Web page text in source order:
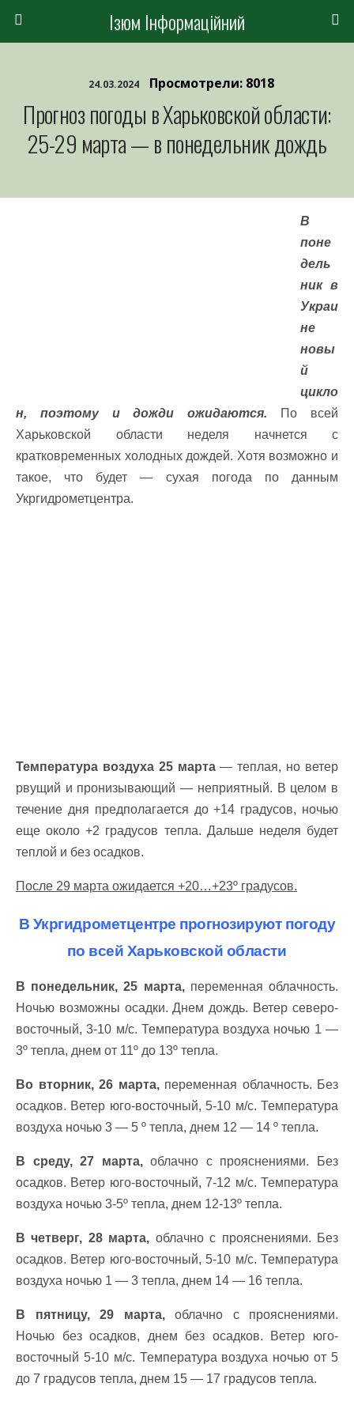
Ізюм Інформаційний
24.03.2024 Просмотрели: 8018
Прогноз погоды в Харьковской области:
25-29 марта — в понедельник дождь
В
поне
дель
ник в
Украи
не
новы
й
цикло
н, поэтому и дожди ожидаются.
По всей
Харьковской области неделя начнется с
кратковременных холодных дождей. Хотя возможно и
такое, что будет — сухая погода по данным
Укргидрометцентра.
Температура воздуха 25 марта— теплая, но ветер
рвущий и пронизывающий — неприятный. В целом в
течение дня предполагается до +14 градусов, ночью
еще около +2 градусов тепла. Дальше неделя будет
теплой и без осадков.
После 29 марта ожидается +20…+23º градусов.
В Укргидрометцентре прогнозируют погоду
по всей Харьковской области
В понедельник, 25 марта,переменная облачность.
Ночью возможны осадки. Днем дождь. Ветер северо-
восточный, 3-10 м/с. Температура воздуха ночью 1 —
3º тепла, днем от 11º до 13º тепла.
Во вторник, 26 марта,переменная облачность. Без
осадков. Ветер юго-восточный, 5-10 м/с. Температура
воздуха ночью 3 — 5 º тепла, днем 12 — 14 º тепла.
В среду, 27 марта,облачно с прояснениями. Без
осадков. Ветер юго-восточный, 7-12 м/с. Температура
воздуха ночью 3-5º тепла, днем 12-13º тепла.
В четверг, 28 марта, облачно с прояснениями. Без
осадков. Ветер юго-восточный, 5-10 м/с. Температура
воздуха ночью 1 — 3 тепла, днем 14 — 16 тепла.
В пятницу, 29 марта,облачно с прояснениями.
Ночью без осадков, днем без осадков. Ветер юго-
восточный 5-10 м/с. Температура воздуха ночью от 5
до 7 градусов тепла, днем 15 — 17 градусов тепла.